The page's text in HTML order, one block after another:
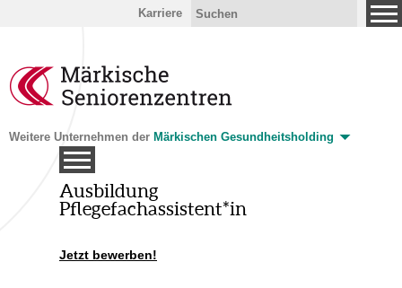
Karriere
Weitere Unternehmen der Märkischen Gesundheitsholding
Ausbildung
Pflegefachassistent*in
Jetzt bewerben!